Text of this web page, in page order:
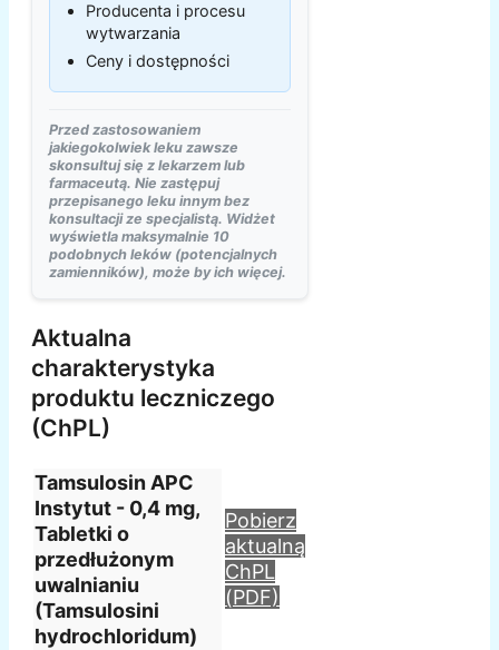
Producenta i procesu
wytwarzania
Ceny i dostępności
Przed zastosowaniem
jakiegokolwiek leku zawsze
skonsultuj się z lekarzem lub
farmaceutą. Nie zastępuj
przepisanego leku innym bez
konsultacji ze specjalistą. Widżet
wyświetla maksymalnie 10
podobnych leków (potencjalnych
zamienników), może by ich więcej.
Aktualna
charakterystyka
produktu leczniczego
(ChPL)
Tamsulosin APC
Instytut - 0,4 mg,
Tabletki o
przedłużonym
uwalnianiu
(Tamsulosini
hydrochloridum)
Pobierz
aktualną
ChPL
(PDF)